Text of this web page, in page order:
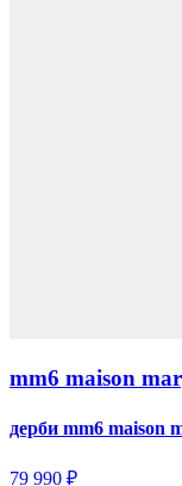
mm6 maison
дерби mm6 maison
79 990 ₽